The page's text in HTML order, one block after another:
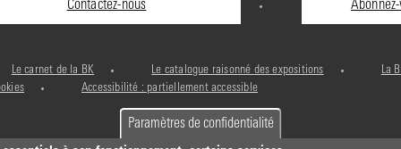
Contactez-nous
Le carnet de la BK Le catalogue raisonné des expositions
La
Accessibilité : partiellement accessible
Paramètres de confidentialité